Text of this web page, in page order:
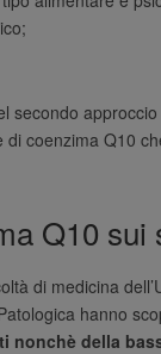
secondo
coenzima Q10
Q10
di medicina
hanno
della